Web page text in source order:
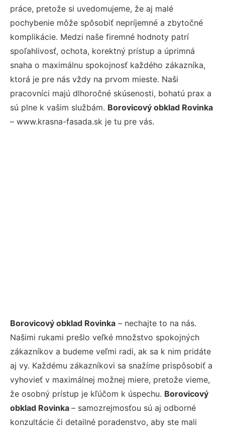
práce, pretože si uvedomujeme, že aj malé
pochybenie môže spôsobiť nepríjemné a zbytočné
komplikácie. Medzi naše firemné hodnoty patrí
spoľahlivosť, ochota, korektný prístup a úprimná
snaha o maximálnu spokojnosť každého zákazníka,
ktorá je pre nás vždy na prvom mieste. Naši
pracovníci majú dlhoročné skúsenosti, bohatú prax a
sú plne k vašim službám. Borovicový obklad Rovinka
– www.krasna-fasada.sk je tu pre vás.
Borovicový obklad Rovinka – nechajte to na nás.
Našimi rukami prešlo veľké množstvo spokojných
zákazníkov a budeme veľmi radi, ak sa k nim pridáte
aj vy. Každému zákazníkovi sa snažíme prispôsobiť a
vyhovieť v maximálnej možnej miere, pretože vieme,
že osobný prístup je kľúčom k úspechu. Borovicový
obklad Rovinka – samozrejmosťou sú aj odborné
konzultácie či detailné poradenstvo, aby ste mali